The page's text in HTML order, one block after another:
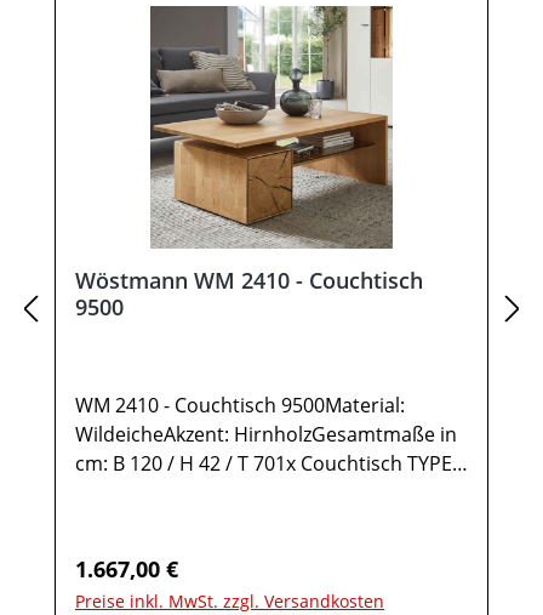
Wöstmann WM 2410 - Couchtisch
9500
WM 2410 - Couchtisch 9500Material:
WildeicheAkzent: HirnholzGesamtmaße in
cm: B 120 / H 42 / T 701x Couchtisch TYPE
vormontiert (Restmontage kann
erforderlich sein).Farben können auf
Regulärer Preis:
1.667,00 €
Preise inkl. MwSt. zzgl. Versandkosten